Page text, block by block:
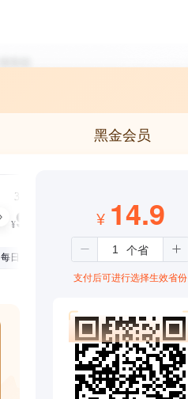
黑金会员
3个月
¥99
每日仅1.08元
¥ 14.9
支付后可进行选择生效省份